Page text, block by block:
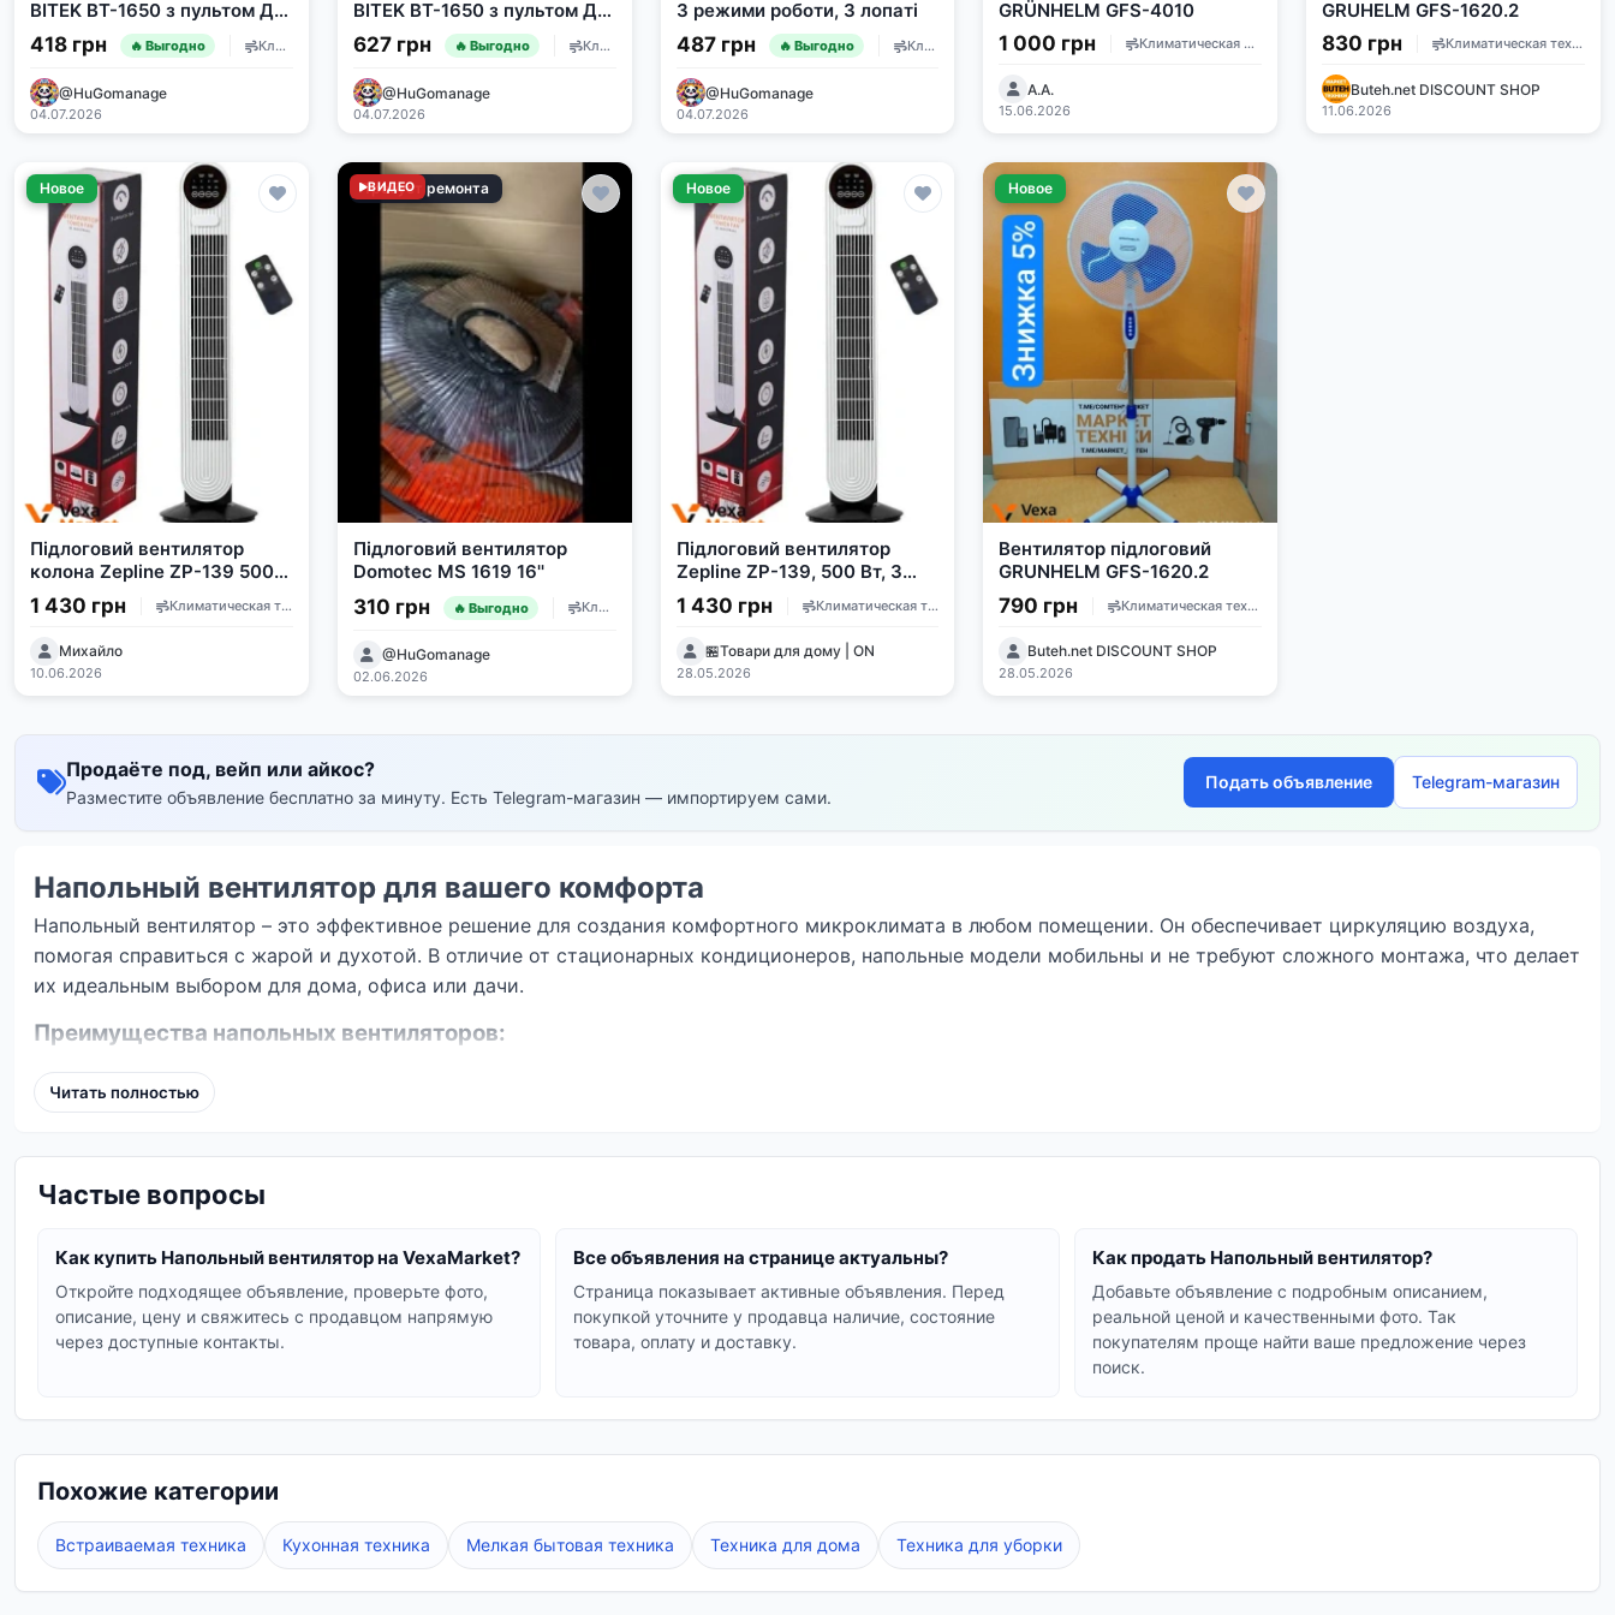
BITEK BT-1650 з пультом ДУ,
120Вт, 46см, 5 лопатей
418 грн 🔥 Выгодно Климатическая техника
@HuGomanage
04.07.2026
BITEK BT-1650 з пультом ДУ,
120Вт, 46см, 5 лопатей (без
підставки)
627 грн 🔥 Выгодно Климатическая техника
@HuGomanage
04.07.2026
3 режими роботи, 3 лопаті
487 грн 🔥 Выгодно Климатическая техника
@HuGomanage
04.07.2026
GRÜNHELM GFS-4010
1 000 грн Климатическая техника
А.А.
15.06.2026
GRUHELM GFS-1620.2
830 грн Климатическая техника
Buteh.net DISCOUNT SHOP
11.06.2026
Новое
Підлоговий вентилятор
колона Zepline ZP-139 500
Вт з пультом
1 430 грн Климатическая техника
Михайло
10.06.2026
Требует ремонта
ВИДЕО
Підлоговий вентилятор
Domotec MS 1619 16''
310 грн 🔥 Выгодно Климатическая техника
@HuGomanage
02.06.2026
Новое
Підлоговий вентилятор
Zepline ZP-139, 500 Вт, 3
швидкості, пульт керування
1 430 грн Климатическая техника
🏪Товари для дому | ON
28.05.2026
Новое
Вентилятор підлоговий
GRUNHELM GFS-1620.2
790 грн Климатическая техника
Buteh.net DISCOUNT SHOP
28.05.2026
Продаёте под, вейп или айкос?
Разместите объявление бесплатно за минуту. Есть Telegram-магазин — импортируем сами.
Подать объявление Telegram-магазин
Напольный вентилятор для вашего комфорта
Напольный вентилятор – это эффективное решение для создания комфортного микроклимата в любом помещении. Он обеспечивает циркуляцию воздуха,
помогая справиться с жарой и духотой. В отличие от стационарных кондиционеров, напольные модели мобильны и не требуют сложного монтажа, что делает
их идеальным выбором для дома, офиса или дачи.
Преимущества напольных вентиляторов:
Простота использования:
таймером и даже пультом дистанционного управления. Выбирайте напольный вентилятор, который идеально подойдет для ваших нужд и поможет создать
приятную атмосферу в жаркие дни.
Vexa Marketпредлагает качественные напольные вентиляторы с гарантией. Ознакомьтесь с характеристиками и отзывами, чтобы сделать правильный выбор.
Обеспечьте себе прохладу и комфорт с нашими напольными вентиляторами.
Читать полностью
Частые вопросы
Как купить Напольный вентилятор на VexaMarket?
Откройте подходящее объявление, проверьте фото,
описание, цену и свяжитесь с продавцом напрямую
через доступные контакты.
Все объявления на странице актуальны?
Страница показывает активные объявления. Перед
покупкой уточните у продавца наличие, состояние
товара, оплату и доставку.
Как продать Напольный вентилятор?
Добавьте объявление с подробным описанием,
реальной ценой и качественными фото. Так
покупателям проще найти ваше предложение через
поиск.
Похожие категории
Встраиваемая техника Кухонная техника Мелкая бытовая техника Техника для дома Техника для уборки